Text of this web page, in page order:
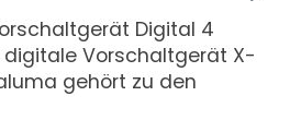
Digital 4
digitale Vorschaltgerät X-
gehört zu den